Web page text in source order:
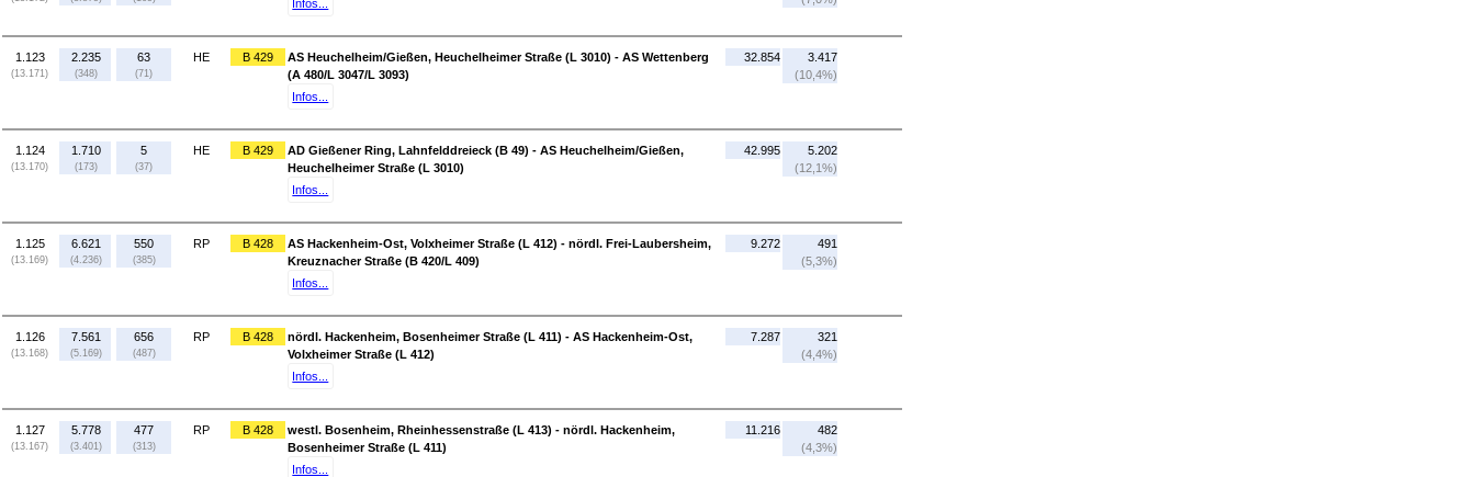
Infos...
1.123
(13.171)
2.235
(348)
63
(71)
HE B 429
AS Heuchelheim/Gießen, Heuchelheimer Straße (L 3010) - AS Wettenberg
(A 480/L 3047/L 3093)
Infos...
32.854
3.417
(10,4%)
1.124
(13.170)
1.710
(173)
5
(37)
HE B 429
AD Gießener Ring, Lahnfelddreieck (B 49) - AS Heuchelheim/Gießen,
Heuchelheimer Straße (L 3010)
Infos...
42.995
5.202
(12,1%)
1.125
(13.169)
6.621
(4.236)
550
(385)
RP B 428
AS Hackenheim-Ost, Volxheimer Straße (L 412) - nördl. Frei-Laubersheim,
Kreuznacher Straße (B 420/L 409)
Infos...
9.272
491
(5,3%)
1.126
(13.168)
7.561
(5.169)
656
(487)
RP B 428
nördl. Hackenheim, Bosenheimer Straße (L 411) - AS Hackenheim-Ost,
Volxheimer Straße (L 412)
Infos...
7.287
321
(4,4%)
1.127
(13.167)
5.778
(3.401)
477
(313)
RP B 428
westl. Bosenheim, Rheinhessenstraße (L 413) - nördl. Hackenheim,
Bosenheimer Straße (L 411)
Infos...
11.216
482
(4,3%)